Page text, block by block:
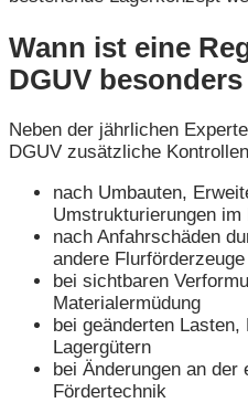
Wann ist eine
DGUV
Neben der jährlichen
DGUV zusätzliche
nach Umbauten,
Umstrukturierungen im
nach Anfahrschäden
andere Flurförderzeuge
bei sichtbaren
Materialermüdung
bei geänderten
Lagergütern
bei Änderungen an der
Fördertechnik